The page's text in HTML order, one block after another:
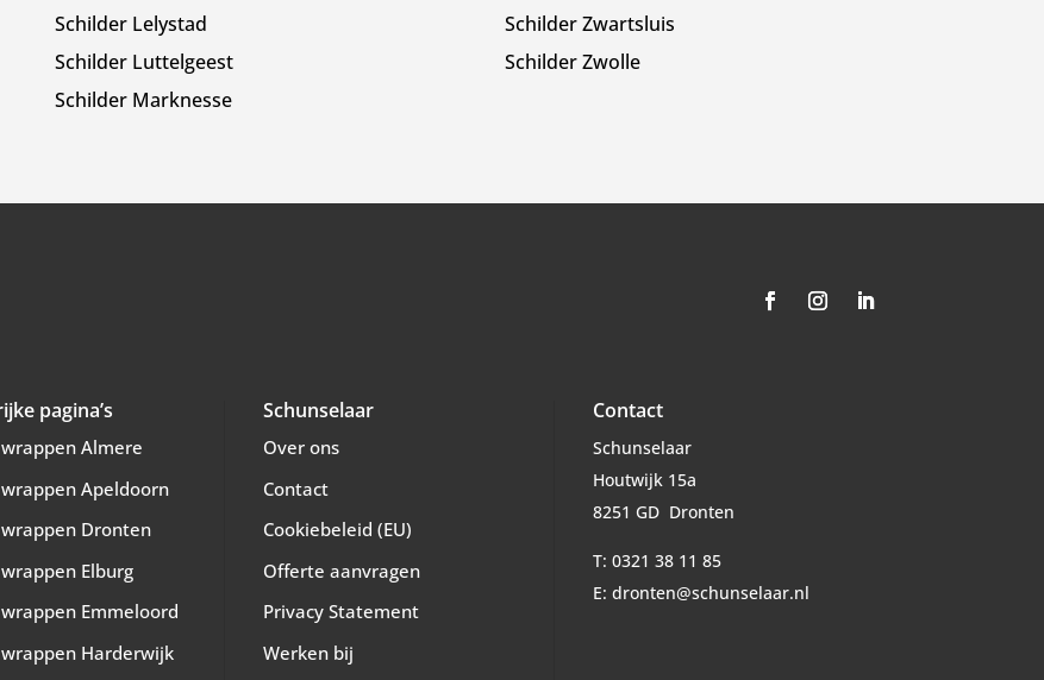
Schilder Lelystad
Schilder Luttelgeest
Schilder Marknesse
Schilder Zwartsluis
Schilder Zwolle
pagina’s
Almere
Apeldoorn
Dronten
Elburg
Emmeloord
Harderwijk
Schunselaar
Over ons
Contact
Cookiebeleid (EU)
Offerte aanvragen
Privacy Statement
Werken bij
Contact
Schunselaar
Houtwijk 15a
8251 GD Dronten
T: 0321 38 11 85
E: dronten@schunselaar.nl